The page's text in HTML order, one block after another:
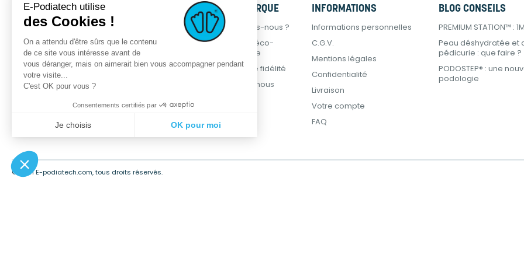
SERVICES
OPCT® Factory
Services +
Service métier
Podia-Finder
Formations
Nouveaux produits
Meilleures ventes
Promotions
NOTRE MARQUE
Qui sommes-nous ?
Démarche éco-
responsable
Programme fidélité
Contactez-nous
INFORMATIONS
Informations personnelles
C.G.V.
Mentions légales
Confidentialité
Livraison
Votre compte
FAQ
BLOG CONSEILS
PREMIUM STATION™ :
Peau déshydratée et
pédicurie : que faire ?
PODOSTEP® : une
podologie
© 2021 E-podiatech.com, tous droits réservés.
E-Podiatech utilise
des Cookies !
On a attendu d'être sûrs que le contenu
de ce site vous intéresse avant de
vous déranger, mais on aimerait bien vous accompagner pendant
votre visite...
C'est OK pour vous ?
Consentements certifiés par
Je choisis OK pour moi
Notre plateforme vous permet d'adapter et de gérer vos paramètres de confidentialité, en garantissant la conformité avec les